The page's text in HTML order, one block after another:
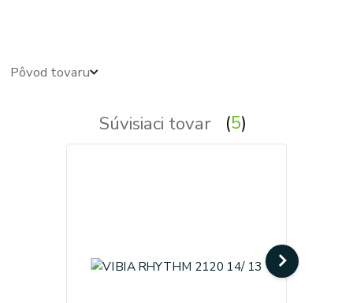
Pôvod tovaru
Súvisiaci tovar 5